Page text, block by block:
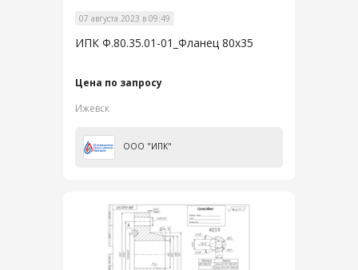
07 августа 2023 в 09:49
ИПК Ф.80.35.01-01_Фланец 80х35
Цена по запросу
Ижевск
ООО "ИПК"